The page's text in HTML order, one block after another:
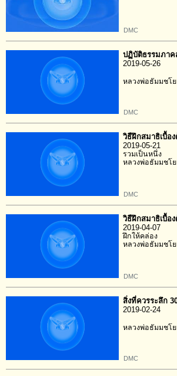
DMC
ปฏิบัติธรรมภาค
2019-05-26
หลวงพ่อธัมมชโย
DMC
วิธีฝึกสมาธิเบื้อ
2019-05-21
รวมเป็นหนึ่ง
หลวงพ่อธัมมชโย
DMC
วิธีฝึกสมาธิเบื้อ
2019-04-07
ฝึกให้คล่อง
หลวงพ่อธัมมชโย
DMC
สิ่งที่ควรระลึก
2019-02-24
หลวงพ่อธัมมชโย
DMC